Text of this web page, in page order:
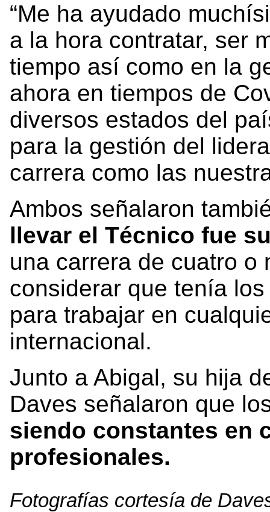
“Me ha ayudado
a la hora contratar, ser
tiempo así como en la
ahora en tiempos de
diversos estados del
para la gestión del
carrera como las
Ambos señalaron
llevar el Técnico fue
una carrera de cuatro o
considerar que tenía
para trabajar en
internacional.
Junto a Abigal, su hija
Daves señalaron que
siendo constantes en
profesionales.
Fotografías cortesía de